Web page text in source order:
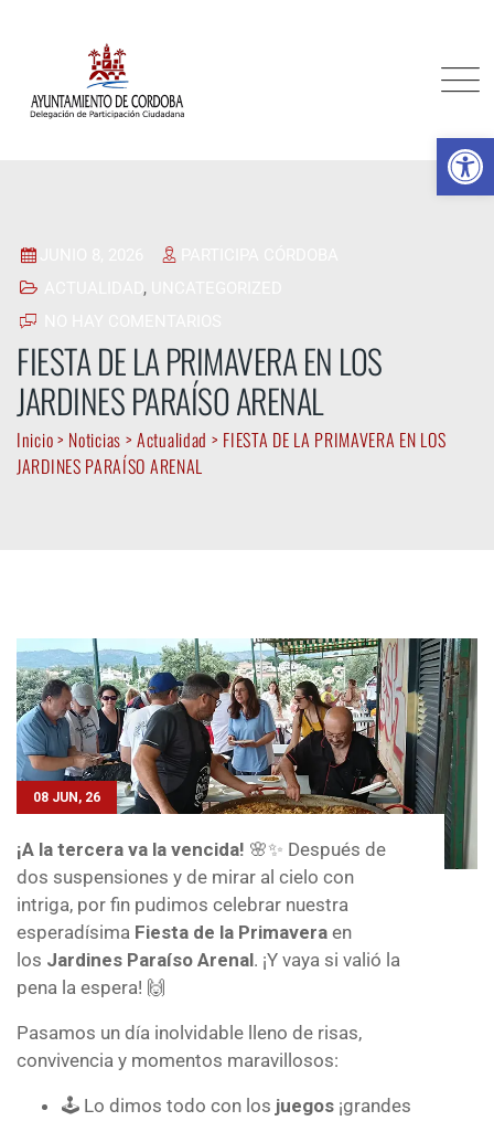
,
FIESTA DE LA PRIMAVERA EN LOS
JARDINES PARAÍSO ARENAL
Inicio> Noticias >Actualidad > FIESTA DE LA PRIMAVERA EN LOS
JARDINES PARAÍSO ARENAL
08 JUN, 26
¡A la tercera va la vencida! 🌸✨ Después de
dos suspensiones y de mirar al cielo con
intriga, por fin pudimos celebrar nuestra
esperadísima Fiesta de la Primavera en
los Jardines Paraíso Arenal. ¡Y vaya si valió la
pena la espera! 🙌
Pasamos un día inolvidable lleno de risas,
convivencia y momentos maravillosos:
🕹️ Lo dimos todo con los juegos ¡grandes